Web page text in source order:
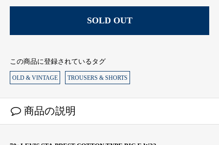
SOLD OUT
この商品に登録されているタグ
OLD & VINTAGE TROUSERS & SHORTS
商品の説明